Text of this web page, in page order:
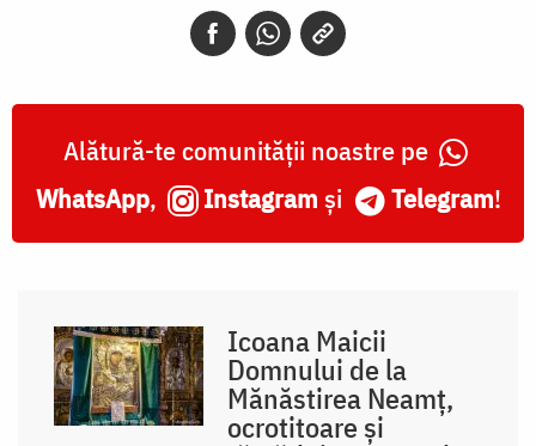
Alătură-te comunității noastre pe
WhatsApp, Instagram și Telegram!
Icoana Maicii
Domnului de la
Mănăstirea Neamț,
ocrotitoare și